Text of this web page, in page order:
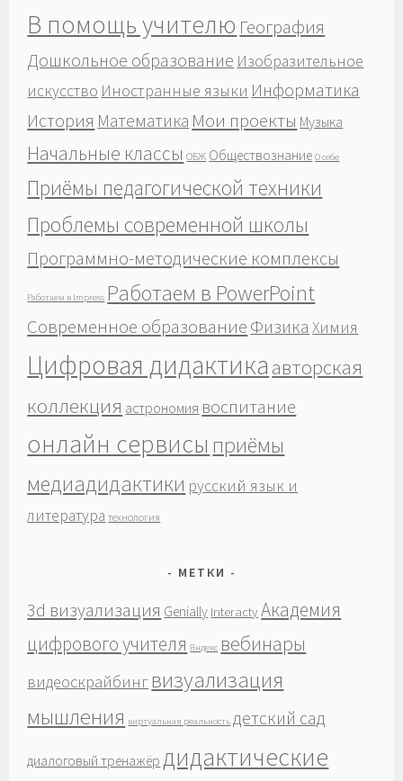
В помощь учителю География
Дошкольное образование Изобразительное
искусство Иностранные языки Информатика
История Математика Мои проекты Музыка
Начальные классы ОБЖ Обществознание О себе
Приёмы педагогической техники
Проблемы современной школы
Программно-методические комплексы
Работаем в Impress Работаем в PowerPoint
Современное образование Физика Химия
Цифровая дидактика авторская
коллекция астрономия воспитание
онлайн сервисы приёмы
медиадидактики русский язык и
литература технология
МЕТКИ
3d визуализация Genially Interacty Академия
цифрового учителя Яндекс вебинары
видеоскрайбинг визуализация
мышления виртуальная реальность детский сад
диалоговый тренажёр дидактические